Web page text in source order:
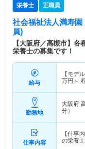
栄養士 正職員
社会福祉法人満寿園
員)
【大阪府／高槻市】
栄養士の募集です！
給与
【モデ
万円～
勤務地
大阪府
分）
仕事内容
【仕事
の栄養